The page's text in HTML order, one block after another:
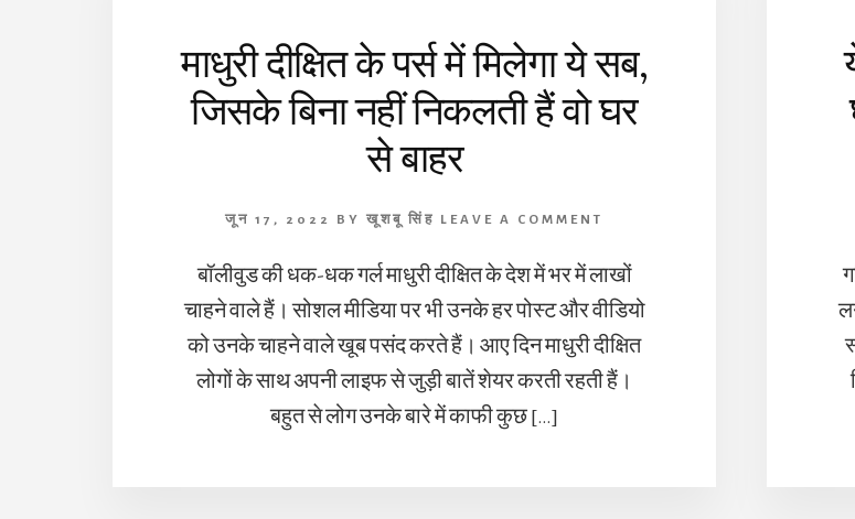
माधुरी दीक्षित के पर्स में मिलेगा ये सब,
जिसके बिना नहीं निकलती हैं वो घर
से बाहर
जून 17, 2022 BYखूशबू सिंह LEAVE A COMMENT
बॉलीवुड की धक-धक गर्ल माधुरी दीक्षित के देश में भर में लाखों
चाहने वाले हैं। सोशल मीडिया पर भी उनके हर पोस्ट और वीडियो
को उनके चाहने वाले खूब पसंद करते हैं। आए दिन माधुरी दीक्षित
लोगों के साथ अपनी लाइफ से जुड़ी बातें शेयर करती रहती हैं।
बहुत से लोग उनके बारे में काफी कुछ […]